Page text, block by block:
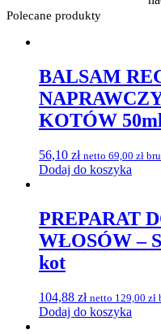
Polecane produkty
BALSAM
KOTÓW
56,10 zł netto 69,00 zł
Dodaj do koszyka
PREPARAT
WŁOSÓW –
kot
104,88 zł netto 129,00 zł
Dodaj do koszyka